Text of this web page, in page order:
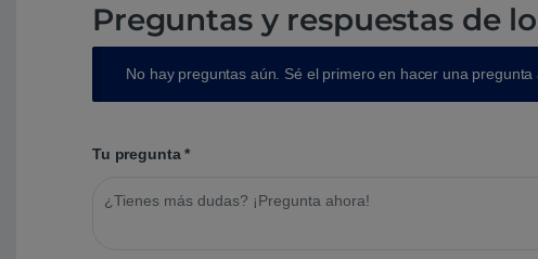
Preguntas y respuestas de
No hay preguntas aún. Sé el primero en hacer una
Tu pregunta*